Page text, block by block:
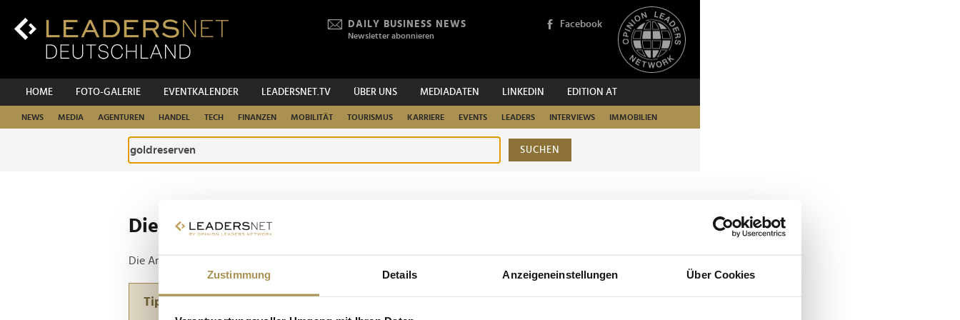
Zustimmung Details Anzeigeneinstellungen Über Cookies
Inhalt
DAILY BUSINESS NEWS
Newsletter abonnieren
Facebook
HOME FOTO-GALERIE EVENTKALENDER LEADERSNET.TV ÜBER UNS MEDIADATEN LINKEDIN EDITION AT
NEWS MEDIA AGENTUREN HANDEL TECH FINANZEN MOBILITÄT TOURISMUS KARRIERE EVENTS LEADERS INTERVIEWS IMMOBILIEN
SUCHEN
Die ganze Website durchsuchen
Die Anfrage ergab 1 Treffer.
Tipp